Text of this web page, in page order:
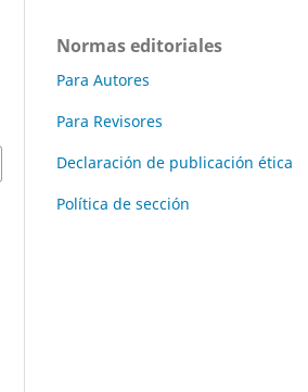
Normas editoriales
Para Autores
Para Revisores
Declaración de publicación ética
Política de sección